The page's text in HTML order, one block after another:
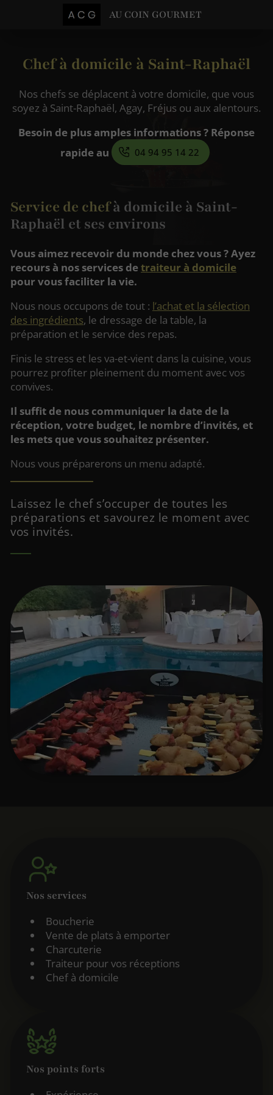
AU COIN GOURMET
Chef à domicile à Saint-Raphaël
Nos chefs se déplacent à votre domicile, que vous
soyez à Saint-Raphaël, Agay, Fréjus ou aux alentours.
Besoin de plus amples informations ? Réponse
rapide au
04 94 95 14 22
Service de chefà domicile à Saint-
Raphaël et ses environs
Vous aimez recevoir du monde chez vous ? Ayez
recours à nos services detraiteur à domicile
pour vous faciliter la vie.
Nous nous occupons de tout : l’achat et la sélection
des ingrédients, le dressage de la table, la
préparation et le service des repas.
Finis le stress et les va-et-vient dans la cuisine, vous
pourrez profiter pleinement du moment avec vos
convives.
Il suffit de nous communiquer la date de la
réception, votre budget, le nombre d’invités, et
les mets que vous souhaitez présenter.
Nous vous préparerons un menu adapté.
Laissez le chef s’occuper de toutes les
préparations et savourez le moment avec
vos invités.
Nos services
Boucherie
Vente de plats à emporter
Charcuterie
Traiteur pour vos réceptions
Chef à domicile
Nos points forts